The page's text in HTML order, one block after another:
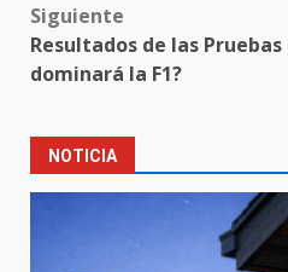
Siguiente
Resultados de las
dominará la F1?
NOTICIA